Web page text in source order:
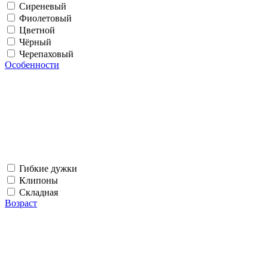
Сиреневый
Фиолетовый
Цветной
Чёрный
Черепаховый
Особенности
Гибкие дужки
Клипоны
Складная
Возраст